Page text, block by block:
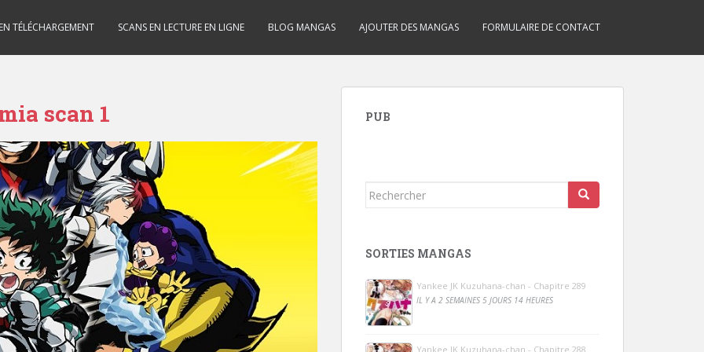
TÉLÉCHARGEMENT SCANS EN LECTURE EN LIGNE BLOG MANGAS AJOUTER DES MANGAS FORMULAIRE DE CONTACT
scan 1 PUB
Rechercher...
SORTIES MANGAS
Yankee JK Kuzuhana-chan - Chapitre 289
IL Y A 2 SEMAINES 5 JOURS 14 HEURES
Yankee JK Kuzuhana-chan - Chapitre 288